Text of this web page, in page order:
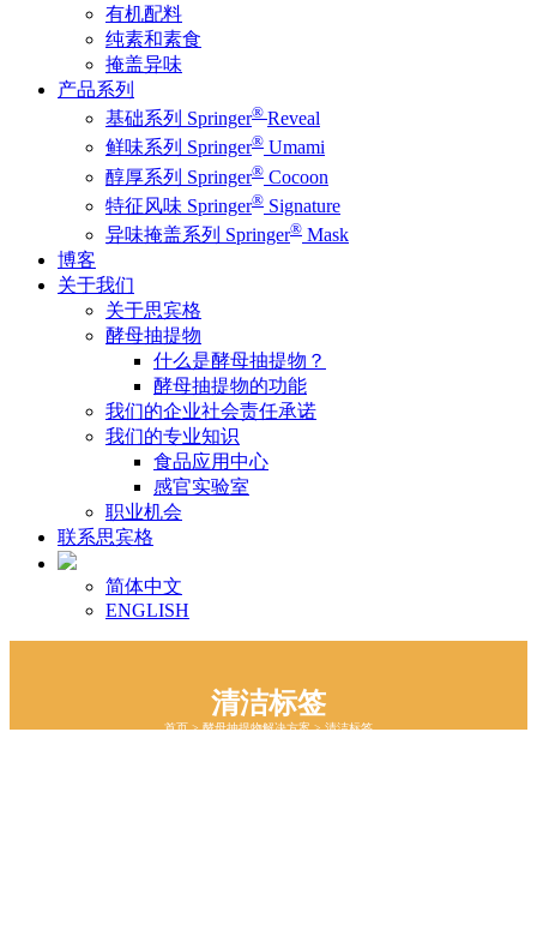
有机配料
纯素和素食
掩盖异味
产品系列
基础系列 Springer® Reveal
鲜味系列 Springer® Umami
醇厚系列 Springer® Cocoon
特征风味 Springer® Signature
异味掩盖系列 Springer® Mask
博客
关于我们
关于思宾格
酵母抽提物
什么是酵母抽提物？
酵母抽提物的功能
我们的企业社会责任承诺
我们的专业知识
食品应用中心
感官实验室
职业机会
联系思宾格
简体中文
ENGLISH
清洁标签
首页>酵母抽提物解决方案>清洁标签